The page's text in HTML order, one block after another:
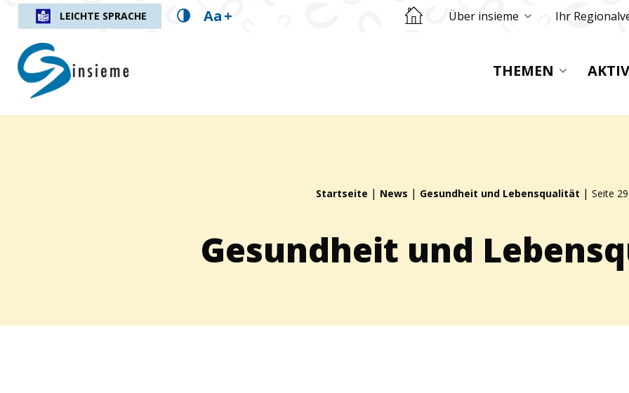
LEICHTE SPRACHE Aa+ Retourner sur la page d'accueil
Über insieme Ihr
insieme.ch
THEMEN
Startseite | News | Gesundheit und Lebensqualität | Seite 29
Gesundheit und